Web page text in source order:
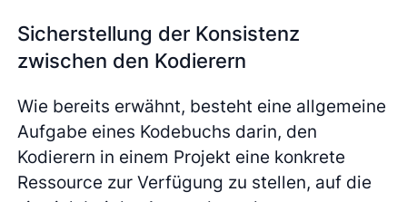
Sicherstellung der Konsistenz
zwischen den Kodierern
Wie bereits erwähnt, besteht eine allgemeine
Aufgabe eines Kodebuchs darin, den
Kodierern in einem Projekt eine konkrete
Ressource zur Verfügung zu stellen, auf die